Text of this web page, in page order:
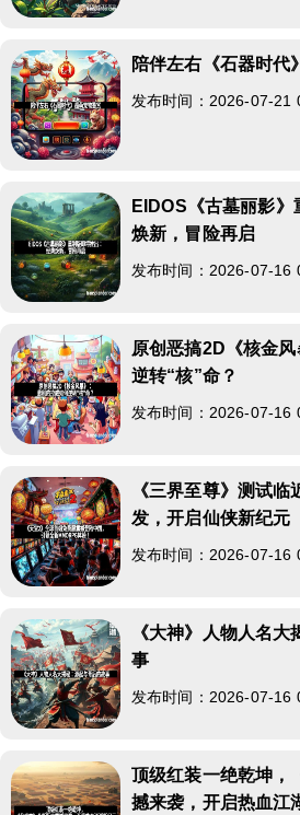
陪伴左右《石器时代
发布时间：2026-07-21
EIDOS《古墓丽影
焕新，冒险再启
发布时间：2026-07-16
原创恶搞2D《核金
逆转“核”命？
发布时间：2026-07-16
《三界至尊》测试
发，开启仙侠新纪元
发布时间：2026-07-16
《大神》人物人名
事
发布时间：2026-07-16
顶级红装一绝乾坤，
撼来袭，开启热血江